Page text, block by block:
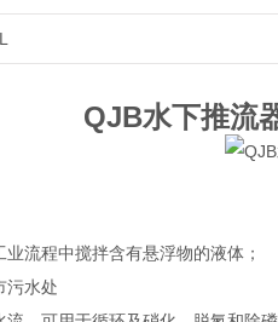
QJB水下推流
业流程中搅拌含有悬浮物的液体；
污水处